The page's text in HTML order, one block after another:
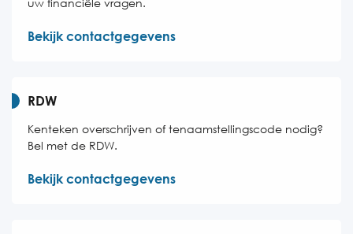
uw financiële vragen.
Bekijk contactgegevens
RDW
Kenteken overschrijven of tenaamstellingscode nodig?
Bel met de RDW.
Bekijk contactgegevens